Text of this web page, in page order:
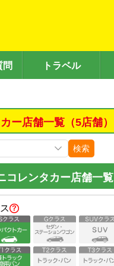
問 トラベル
ー店舗一覧（5店舗）
検索
コレンタカー店舗一覧